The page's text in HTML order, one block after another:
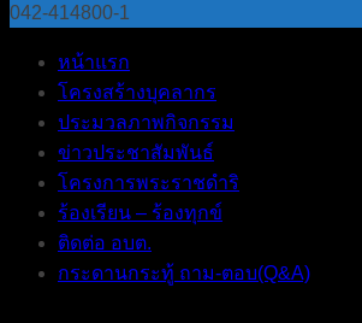
042-414800-1
หน้าแรก
โครงสร้างบุคลากร
ประมวลภาพกิจกรรม
ข่าวประชาสัมพันธ์
โครงการพระราชดำริ
ร้องเรียน – ร้องทุกข์
ติดต่อ อบต.
กระดานกระทู้ ถาม-ตอบ(Q&A)